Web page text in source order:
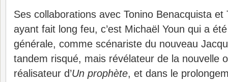
Ses collaborations avec Tonino Benacquista et
ayant fait long feu, c’est Michaël Youn qui a
générale, comme scénariste du nouveau
tandem risqué, mais révélateur de la nouvelle
réalisateur d’Un prophète, et dans le